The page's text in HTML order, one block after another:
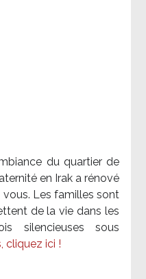
du quartier de
en Irak a rénové
Les familles sont
de la vie dans les
silencieuses sous
cliquez ici !